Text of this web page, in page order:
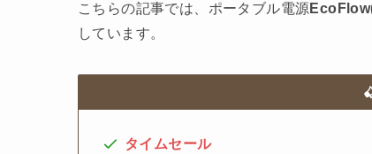
こちらの記事では、ポータブル電源
しています。
タイムセール